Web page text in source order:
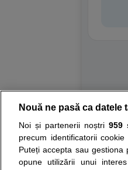
nici
ii
Nouă ne pasă ca
Noi și partenerii noștri 959
precum identificatorii
Puteți accepta sau
opune utilizării unui